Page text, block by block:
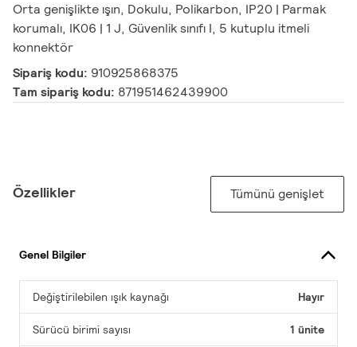
Orta genişlikte ışın, Dokulu, Polikarbon, IP20 | Parmak
korumalı, IK06 | 1 J, Güvenlik sınıfı I, 5 kutuplu itmeli
konnektör
Sipariş kodu: 910925868375
Tam sipariş kodu: 871951462439900
Özellikler Tümünü genişlet
Genel Bilgiler
Değiştirilebilen ışık kaynağı Hayır
Sürücü birimi sayısı 1 ünite